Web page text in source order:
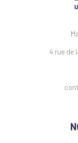
4 rue de